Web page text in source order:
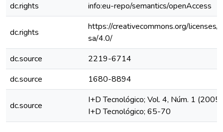
dc.rights
info:eu-repo/semantics/openAccess
dc.rights
https://creativecommons.org/licenses/
sa/4.0/
dc.source
2219-6714
dc.source
1680-8894
dc.source
I+D Tecnológico; Vol. 4, Núm. 1
I+D Tecnológico; 65-70